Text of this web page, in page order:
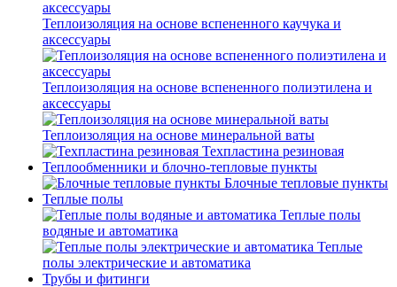
Теплоизоляция на основе вспененного каучука и
аксессуары
Теплоизоляция на основе вспененного полиэтилена и
аксессуары
Теплоизоляция на основе минеральной ваты
Техпластина резиновая
Теплообменники и блочно-тепловые пункты
Блочные тепловые пункты
Теплые полы
Теплые полы
водяные и автоматика
Теплые
полы электрические и автоматика
Трубы и фитинги